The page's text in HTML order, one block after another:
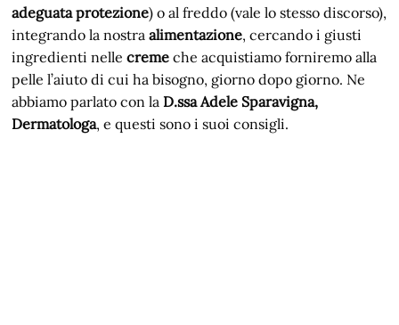
adeguata protezione) o al freddo (vale lo stesso discorso),
integrando la nostraalimentazione, cercando i giusti
ingredienti nellecremeche acquistiamo forniremo alla
pelle l’aiuto di cui ha bisogno, giorno dopo giorno. Ne
abbiamo parlato con laD.ssa Adele Sparavigna,
Dermatologa, e questi sono i suoi consigli.